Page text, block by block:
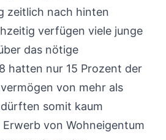
zeitlich nach hinten
verfügen viele junge
das nötige
hatten nur 15 Prozent der
von mehr als
somit kaum
von Wohneigentum